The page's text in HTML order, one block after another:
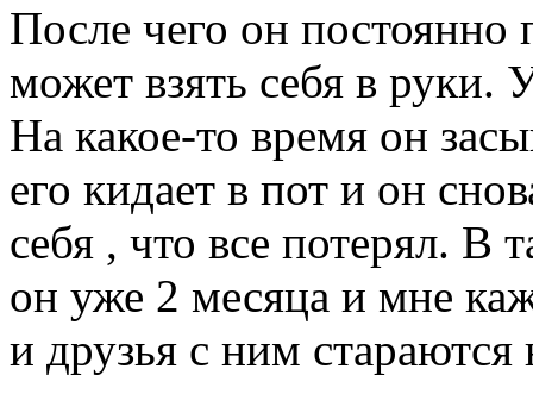
После чего он постоянно
может взять себя в руки.
На какое-то время он
его кидает в пот и он
себя , что все потерял. В
он уже 2 месяца и мне
и друзья с ним стараются